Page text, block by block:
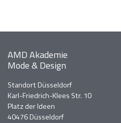
AMD Akademie
Mode & Design
Standort Düsseldorf
Karl-Friedrich-Klees Str. 10
Platz der Ideen
40476 Düsseldorf